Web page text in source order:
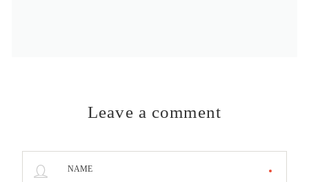
Leave a comment
NAME